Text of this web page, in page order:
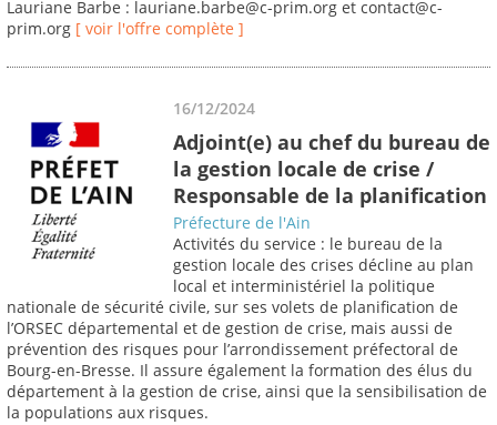
Lauriane Barbe : lauriane.barbe@c-prim.org et contact@c-
prim.org [ voir l'offre complète ]
16/12/2024
Adjoint(e) au chef du bureau de
la gestion locale de crise /
Responsable de la planification
Préfecture de l'Ain
Activités du service : le bureau de la
gestion locale des crises décline au plan
local et interministériel la politique
nationale de sécurité civile, sur ses volets de planification de
l’ORSEC départemental et de gestion de crise, mais aussi de
prévention des risques pour l’arrondissement préfectoral de
Bourg-en-Bresse. Il assure également la formation des élus du
département à la gestion de crise, ainsi que la sensibilisation de
la populations aux risques.